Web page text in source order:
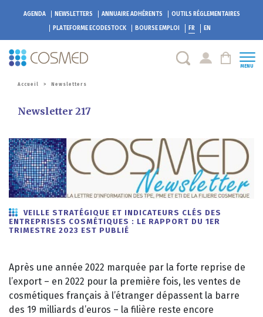
AGENDA NEWSLETTERS ANNUAIRE ADHÉRENTS
OUTILS RÉGLEMENTAIRES
PLATEFORME ECODESTOCK BOURSE EMPLOI FR EN
MENU
Accueil > Newsletters
Newsletter 217
VEILLE STRATÉGIQUE ET INDICATEURS CLÉS DES
ENTREPRISES COSMÉTIQUES : LE RAPPORT DU 1ER
TRIMESTRE 2023 EST PUBLIÉ
Après une année 2022 marquée par la forte reprise de
l’export – en 2022 pour la première fois, les ventes de
cosmétiques français à l’étranger dépassent la barre
des 19 milliards d’euros – la filière reste encore